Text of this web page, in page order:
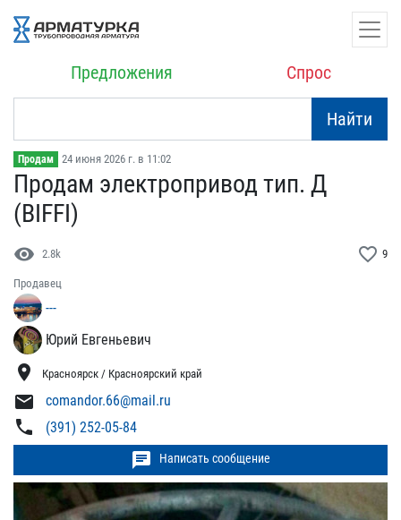
Предложения Спрос
Найти
Продам 24 июня 2026 г. в 11:02
Продам электропривод тип​. Д
(BIFFI)
visibility 2.8k favorite_border 9
Продавец
---
Юрий Евгеньевич
location_on Красноярск / Красноярский край
mail comandor.66@mail.ru
phone (391) 252-05-84
chat Написать сообщение